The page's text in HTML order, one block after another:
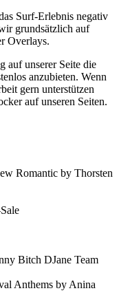
Surf-Erlebnis negativ
grundsätzlich auf
Overlays.
auf unserer Seite die
anzubieten. Wenn
gern unterstützen
auf unseren Seiten.
Romantic by Thorsten
Bitch DJane Team
Anthems by Anina